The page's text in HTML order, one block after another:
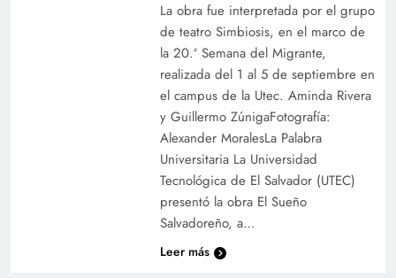
La obra fue interpretada por el grupo
de teatro Simbiosis, en el marco de
la 20.ª Semana del Migrante,
realizada del 1 al 5 de septiembre en
el campus de la Utec. Aminda Rivera
y Guillermo ZúnigaFotografía:
Alexander MoralesLa Palabra
Universitaria La Universidad
Tecnológica de El Salvador (UTEC)
presentó la obra El Sueño
Salvadoreño, a…
Leer más